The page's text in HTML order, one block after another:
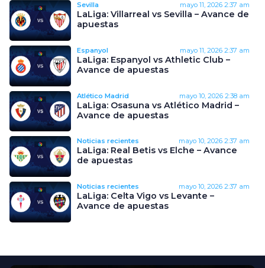
Sevilla mayo 11, 2026 2:37 am
LaLiga: Villarreal vs Sevilla – Avance de
apuestas
Espanyol mayo 11, 2026 2:37 am
LaLiga: Espanyol vs Athletic Club –
Avance de apuestas
Atlético Madrid mayo 10, 2026 2:38 am
LaLiga: Osasuna vs Atlético Madrid –
Avance de apuestas
Noticias recientes mayo 10, 2026 2:37 am
LaLiga: Real Betis vs Elche – Avance
de apuestas
Noticias recientes mayo 10, 2026 2:37 am
LaLiga: Celta Vigo vs Levante –
Avance de apuestas